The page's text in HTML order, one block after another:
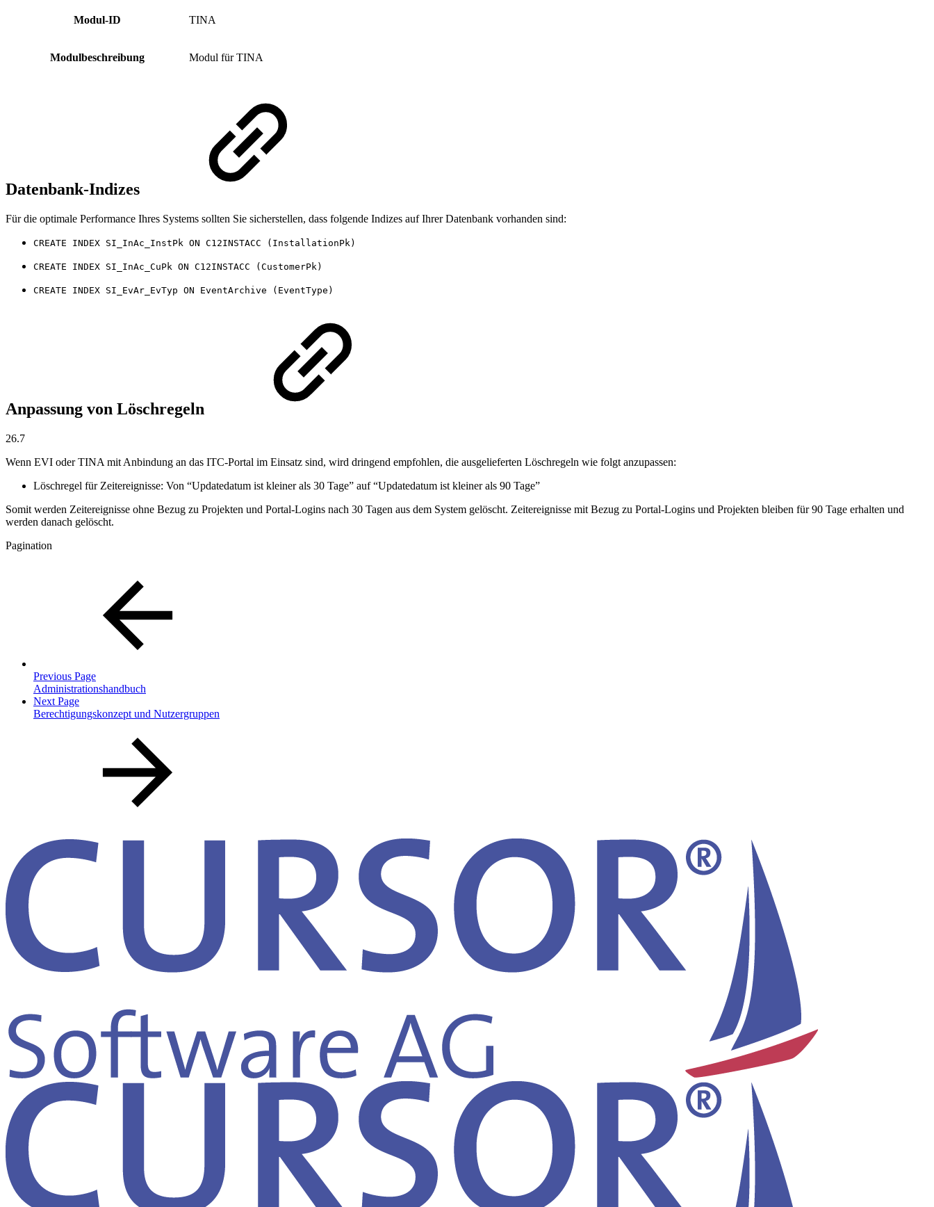
Modul-ID TINA
Modulbeschreibung Modul für TINA
Datenbank-Indizes
Für die optimale Performance Ihres Systems sollten Sie sicherstellen, dass folgende Indizes auf Ihrer Datenbank vorhanden sind:
CREATE INDEX SI_InAc_InstPk ON C12INSTACC (InstallationPk)
CREATE INDEX SI_InAc_CuPk ON C12INSTACC (CustomerPk)
CREATE INDEX SI_EvAr_EvTyp ON EventArchive (EventType)
Anpassung von Löschregeln
26.7
Wenn EVI oder TINA mit Anbindung an das ITC-Portal im Einsatz sind, wird dringend empfohlen, die ausgelieferten Löschregeln wie folgt anzupassen:
Löschregel für Zeitereignisse: Von “Updatedatum ist kleiner als 30 Tage” auf “Updatedatum ist kleiner als 90 Tage”
Somit werden Zeitereignisse ohne Bezug zu Projekten und Portal-Logins nach 30 Tagen aus dem System gelöscht. Zeitereignisse mit Bezug zu Portal-Logins und Projekten bleiben für 90 Tage erhalten und
werden danach gelöscht.
Pagination
Previous Page
Administrationshandbuch
Next Page
Berechtigungskonzept und Nutzergruppen